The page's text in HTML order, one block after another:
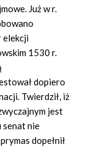
Już w r.
elekcji
1530 r.
dopiero
Twierdził, iż
jest
senat nie
dopełnił